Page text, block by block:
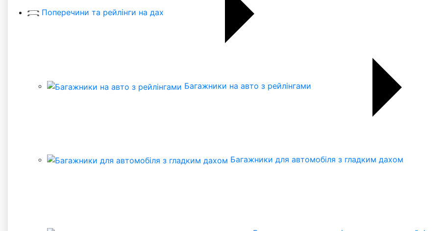
Поперечини та рейлінги на дах
Багажники на авто з рейлінгами
Багажники для автомобіля з гладким дахом